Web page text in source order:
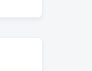
амалдар
түрінде